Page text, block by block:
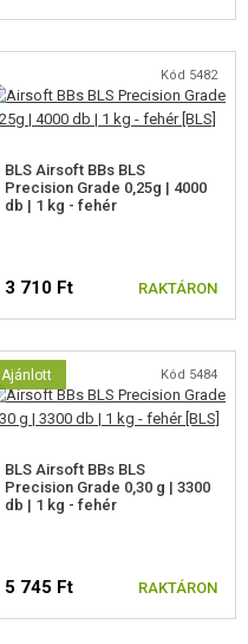
Kód 5482
BLS Airsoft BBs BLS
Precision Grade 0,25g | 4000
db | 1 kg - fehér
3 710 Ft RAKTÁRON
Ajánlott Kód 5484
BLS Airsoft BBs BLS
Precision Grade 0,30 g | 3300
db | 1 kg - fehér
5 745 Ft RAKTÁRON